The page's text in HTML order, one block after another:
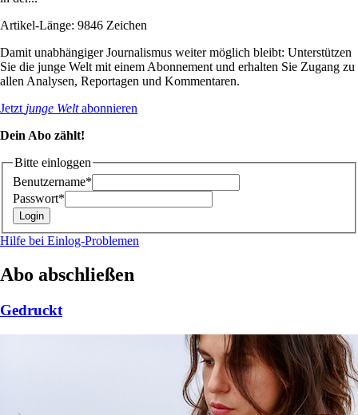
Artikel-Länge: 9846 Zeichen
Damit unabhängiger Journalismus weiter möglich bleibt: Unterstützen
Sie die junge Welt mit einem Abonnement und erhalten Sie Zugang zu
allen Analysen, Reportagen und Kommentaren.
Jetzt junge Weltabonnieren
Dein Abo zählt!
Bitte einloggen
Benutzername*
Passwort*
Hilfe bei Einlog-Problemen
Abo abschließen
Gedruckt